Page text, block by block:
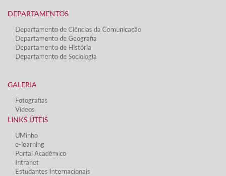
DEPARTAMENTOS​
Departamento de Ciências da Comunicação
Departamento de Geografia
Departamento de História
Departamento de Sociologia
GALERIA
Fotografias
Vídeos​
LINKS ÚTEIS​
UMinho
e-learning
Portal Académico
Intranet
Estudantes Inter​​nacionais